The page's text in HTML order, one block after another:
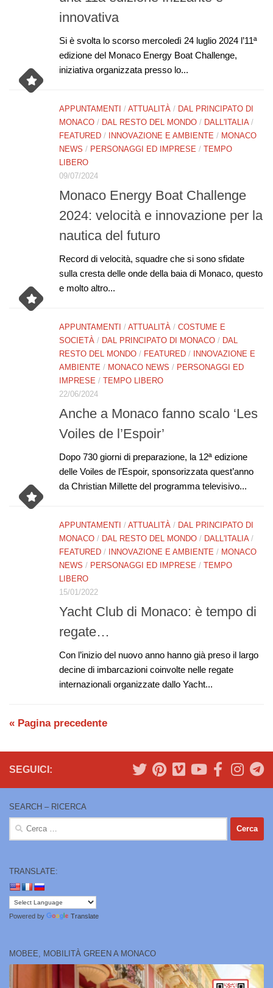
innovativa
Si è svolta lo scorso mercoledì 24 luglio 2024 l’11ª
edizione del Monaco Energy Boat Challenge,
iniziativa organizzata presso lo...
APPUNTAMENTI / ATTUALITÀ / DAL PRINCIPATO DI
MONACO / DAL RESTO DEL MONDO / DALL'ITALIA /
FEATURED / INNOVAZIONE E AMBIENTE / MONACO
NEWS / PERSONAGGI ED IMPRESE / TEMPO
LIBERO
09/07/2024
Monaco Energy Boat Challenge
2024: velocità e innovazione per la
nautica del futuro
Record di velocità, squadre che si sono sfidate
sulla cresta delle onde della baia di Monaco, questo
e molto altro...
APPUNTAMENTI / ATTUALITÀ / COSTUME E
SOCIETÀ / DAL PRINCIPATO DI MONACO / DAL
RESTO DEL MONDO / FEATURED /
INNOVAZIONE E
AMBIENTE / MONACO NEWS / PERSONAGGI ED
IMPRESE / TEMPO LIBERO
22/06/2024
Anche a Monaco fanno scalo ‘Les
Voiles de l’Espoir’
Dopo 730 giorni di preparazione, la 12ª edizione
delle Voiles de l’Espoir, sponsorizzata quest’anno
da Christian Millette del programma televisivo...
APPUNTAMENTI / ATTUALITÀ / DAL PRINCIPATO DI
MONACO / DAL RESTO DEL MONDO / DALL'ITALIA /
FEATURED / INNOVAZIONE E AMBIENTE / MONACO
NEWS / PERSONAGGI ED IMPRESE / TEMPO
LIBERO
15/01/2022
Yacht Club di Monaco: è tempo di
regate…
Con l’inizio del nuovo anno hanno già preso il largo
decine di imbarcazioni coinvolte nelle regate
internazionali organizzate dallo Yacht...
« Pagina precedente
SEGUICI:
SEARCH – RICERCA
Ricerca
TRANSLATE:
Powered by Translate
MOBEE, MOBILITÀ GREEN A MONACO